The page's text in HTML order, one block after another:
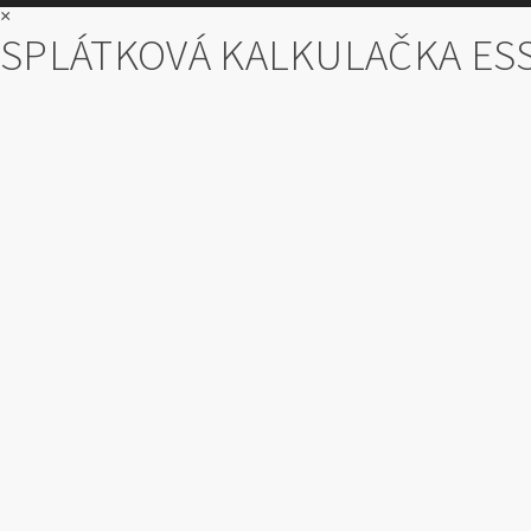
×
SPLÁTKOVÁ KALKULAČKA